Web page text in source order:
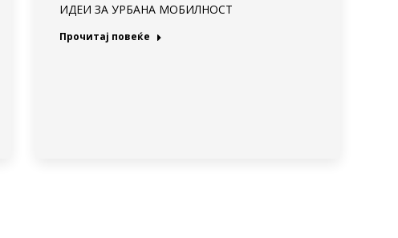
ИДЕИ ЗА УРБАНА МОБИЛНОСТ
Прочитај повеќе